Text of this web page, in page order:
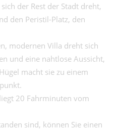
der Rest der Stadt dreht,
den Peristil-Platz, den
modernen Villa dreht sich
und eine nahtlose Aussicht,
macht sie zu einem
20 Fahrminuten vom
sind, können Sie einen